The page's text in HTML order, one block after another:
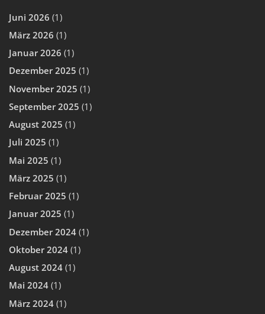
Juni 2026 (1)
März 2026 (1)
Januar 2026 (1)
Dezember 2025 (1)
November 2025 (1)
September 2025 (1)
August 2025 (1)
Juli 2025 (1)
Mai 2025 (1)
März 2025 (1)
Februar 2025 (1)
Januar 2025 (1)
Dezember 2024 (1)
Oktober 2024 (1)
August 2024 (1)
Mai 2024 (1)
März 2024 (1)